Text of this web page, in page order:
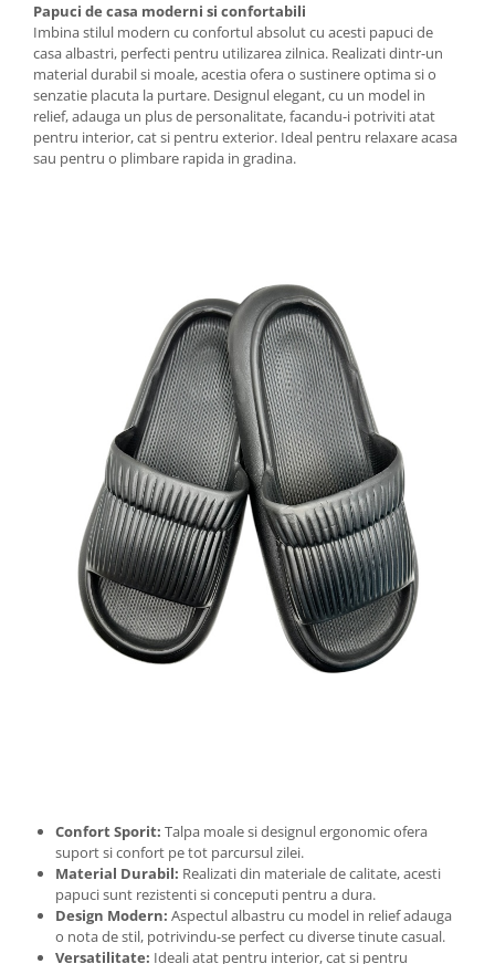
Papuci de casa moderni si confortabili
Imbina stilul modern cu confortul absolut cu acesti papuci de
casa albastri, perfecti pentru utilizarea zilnica. Realizati dintr-un
material durabil si moale, acestia ofera o sustinere optima si o
senzatie placuta la purtare. Designul elegant, cu un model in
relief, adauga un plus de personalitate, facandu-i potriviti atat
pentru interior, cat si pentru exterior. Ideal pentru relaxare acasa
sau pentru o plimbare rapida in gradina.
Confort Sporit: Talpa moale si designul ergonomic ofera
suport si confort pe tot parcursul zilei.
Material Durabil: Realizati din materiale de calitate, acesti
papuci sunt rezistenti si conceputi pentru a dura.
Design Modern: Aspectul albastru cu model in relief adauga
o nota de stil, potrivindu-se perfect cu diverse tinute casual.
Versatilitate: Ideali atat pentru interior, cat si pentru